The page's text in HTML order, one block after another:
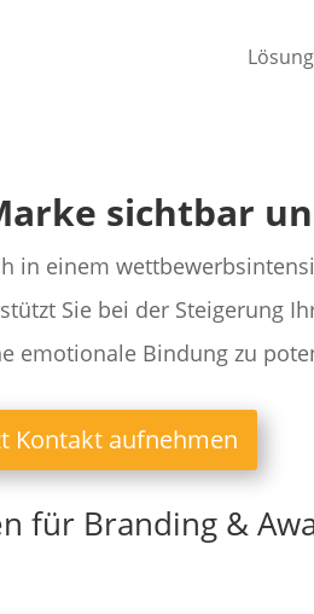
sichtbar
in einem
Sie bei der Steigerung
emotionale Bindung zu
Kontakt aufnehmen
für Branding &